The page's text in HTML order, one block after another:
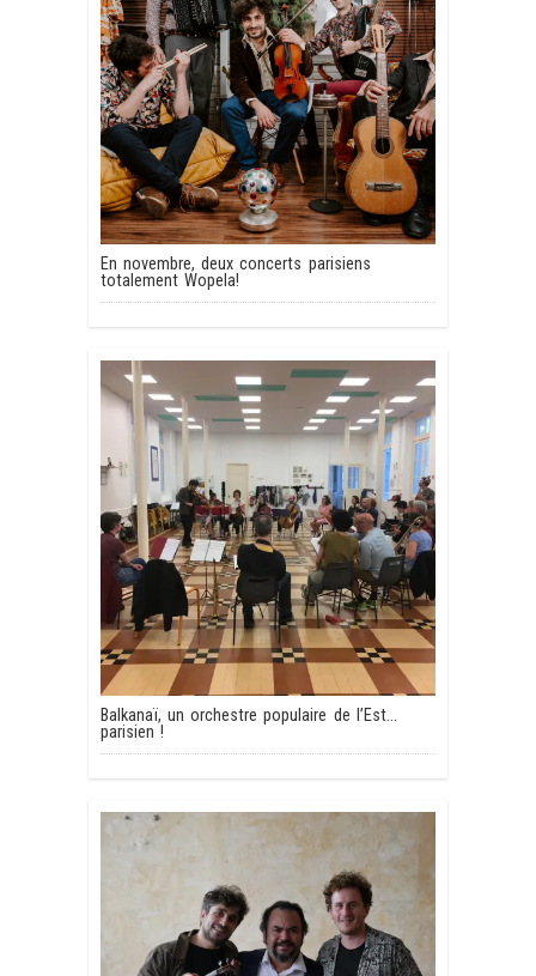
En novembre, deux concerts parisiens
totalement Wopela!
Balkanaï, un orchestre populaire de l’Est…
parisien !